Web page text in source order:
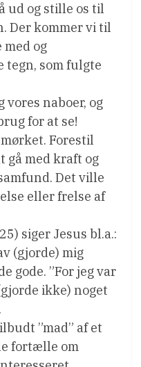
ud og stille os til
Der kommer vi til
med og
tegn, som fulgte
vores naboer, og
for at se!
Forestil
gå med kraft og
Det ville
eller frelse af
siger Jesus bl.a.:
(gjorde) mig
gode. ”For jeg var
ikke) noget
”mad” af et
fortælle om